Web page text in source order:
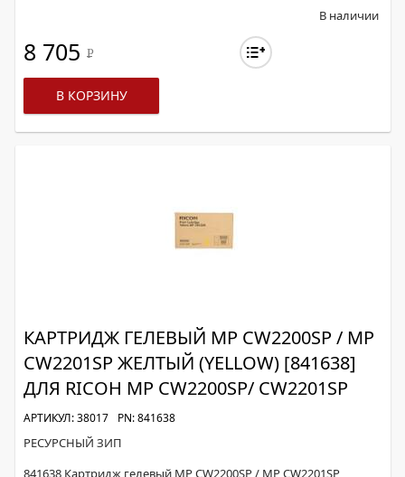
В наличии
8 705 Р
В КОРЗИНУ
КАРТРИДЖ ГЕЛЕВЫЙ MP CW2200SP / MP
CW2201SP ЖЕЛТЫЙ (YELLOW) [841638]
ДЛЯ RICOH MP CW2200SP/ CW2201SP
АРТИКУЛ: 38017 PN: 841638
РЕСУРСНЫЙ ЗИП
841638 Картридж гелевый MP CW2200SP / MP CW2201SP